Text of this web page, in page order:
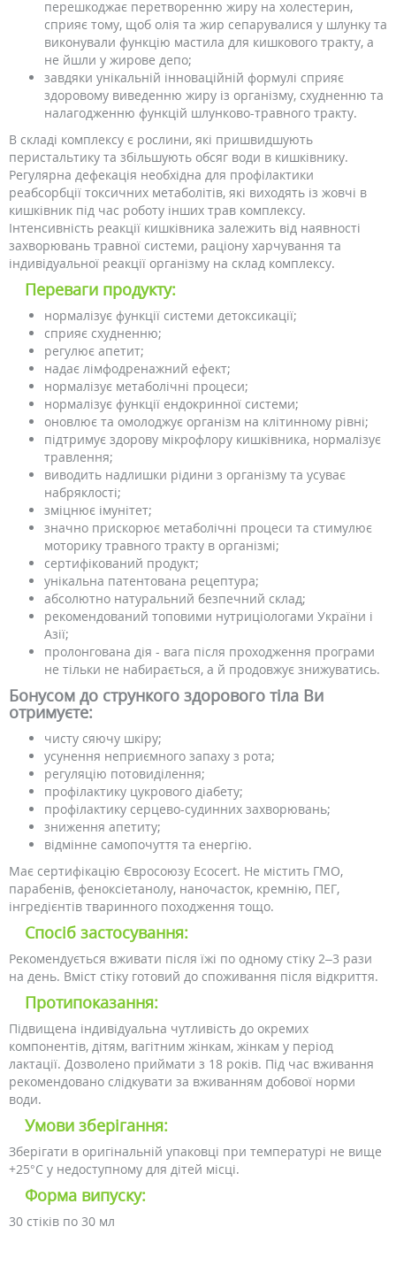
перешкоджає перетворенню жиру на холестерин,
сприяє тому, щоб олія та жир сепарувалися у шлунку та
виконували функцію мастила для кишкового тракту, а
не йшли у жирове депо;
завдяки унікальній інноваційній формулі сприяє
здоровому виведенню жиру із організму, схудненню та
налагодженню функцій шлунково-травного тракту.
В складі комплексу є рослини, які пришвидшують
перистальтику та збільшують обсяг води в кишківнику.
Регулярна дефекація необхідна для профілактики
реабсорбції токсичних метаболітів, які виходять із жовчі в
кишківник під час роботу інших трав комплексу.
Інтенсивність реакції кишківника залежить від наявності
захворювань травної системи, раціону харчування та
індивідуальної реакції організму на склад комплексу.
Переваги продукту:
нормалізує функції системи детоксикації;
сприяє схудненню;
регулює апетит;
надає лімфодренажний ефект;
нормалізує метаболічні процеси;
нормалізує функції ендокринної системи;
оновлює та омолоджує організм на клітинному рівні;
підтримує здорову мікрофлору кишківника, нормалізує
травлення;
виводить надлишки рідини з організму та усуває
набряклості;
зміцнює імунітет;
значно прискорює метаболічні процеси та стимулює
моторику травного тракту в організмі;
сертифікований продукт;
унікальна патентована рецептура;
абсолютно натуральний безпечний склад;
рекомендований топовими нутриціологами України і
Азії;
пролонгована дія - вага після проходження програми
не тільки не набирається, а й продовжує знижуватись.
Бонусом до стрункого здорового тіла Ви
отримуєте:
чисту сяючу шкіру;
усунення неприємного запаху з рота;
регуляцію потовиділення;
профілактику цукрового діабету;
профілактику серцево-судинних захворювань;
зниження апетиту;
відмінне самопочуття та енергію.
Має сертифікацію Євросоюзу Ecocert. Не містить ГМО,
парабенів, феноксіетанолу, наночасток, кремнію, ПЕГ,
інгредієнтів тваринного походження тощо.
Спосіб застосування:
Рекомендується вживати після їжі по одному стіку 2–3 рази
на день. Вміст стіку готовий до споживання після відкриття.
Протипоказання:
Підвищена індивідуальна чутливість до окремих
компонентів, дітям, вагітним жінкам, жінкам у період
лактації. Дозволено приймати з 18 років. Під час вживання
рекомендовано слідкувати за вживанням добової норми
води.
Умови зберігання:
Зберігати в оригінальній упаковці при температурі не вище
+25°С у недоступному для дітей місці.
Форма випуску:
30 стіків по 30 мл